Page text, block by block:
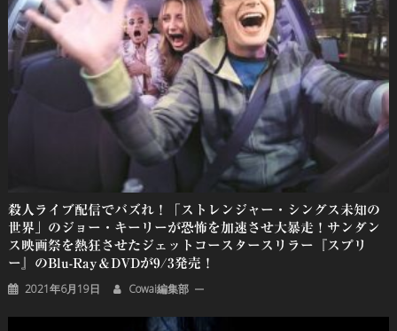
ン
殺人ライブ配信でバズれ！「ストレンジャー・シングス未知の
世界」のジョー・キーリーが恐怖を加速させ大暴走！サンダン
ス映画祭を熱狂させたジェットコースタースリラー『スプリ
ー』のBlu-Ray＆DVDが9/3発売！
2021年6月19日 Cowai編集部